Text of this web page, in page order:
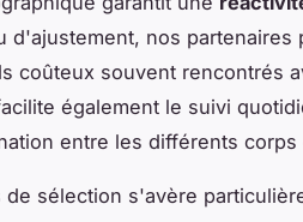
d'ajustement, nos partenaires
coûteux souvent rencontrés
également le suivi
entre les différents corps
de sélection s'avère